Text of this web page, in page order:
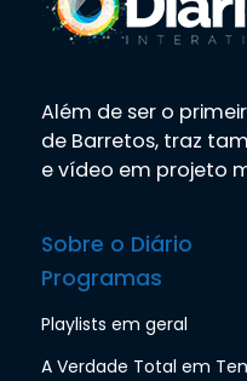
Além de ser o
de Barretos, traz
e vídeo em projeto
Sobre o Diário
Programas
Playlists em geral
A Verdade Total em